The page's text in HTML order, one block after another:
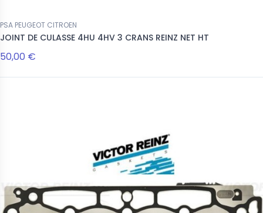
PSA PEUGEOT CITROEN
JOINT DE CULASSE 4HU 4HV 3 CRANS REINZ NET HT
50,00 €